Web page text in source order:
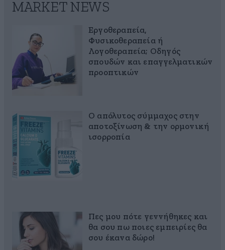
MARKET NEWS
Εργοθεραπεία,
Φυσικοθεραπεία ή
Λογοθεραπεία; Οδηγός
σπουδών και επαγγελματικών
προοπτικών
Ο απόλυτος σύμμαχος στην
αποτοξίνωση & την ορμονική
ισορροπία
Πες μου πότε γεννήθηκες και
θα σου πω ποιες εμπειρίες θα
σου έκανα δώρο!